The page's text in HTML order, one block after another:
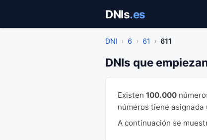
contenido
DNIs.es
DNI 6 61 611
DNIs que
Existen 100.000
números tiene
A continuación se